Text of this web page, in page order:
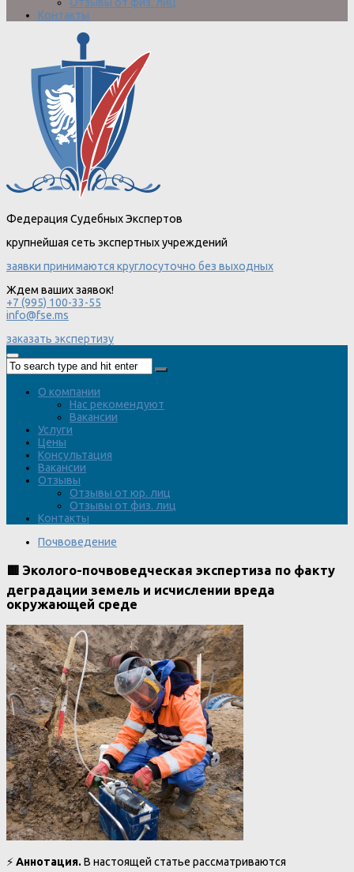
Отзывы от физ. лиц
Контакты
Федерация Судебных Экспертов
крупнейшая сеть экспертных учреждений
заявки принимаются круглосуточно без выходных
Ждем ваших заявок!
+7 (995) 100-33-55
info@fse.ms
заказать экспертизу
О компании
Нас рекомендуют
Вакансии
Услуги
Цены
Консультация
Вакансии
Отзывы
Отзывы от юр. лиц
Отзывы от физ. лиц
Контакты
Почвоведение
🟥 Эколого-почвоведческая экспертиза по факту
деградации земель и исчислении вреда
окружающей среде
⚡ Аннотация.В настоящей статье рассматриваются